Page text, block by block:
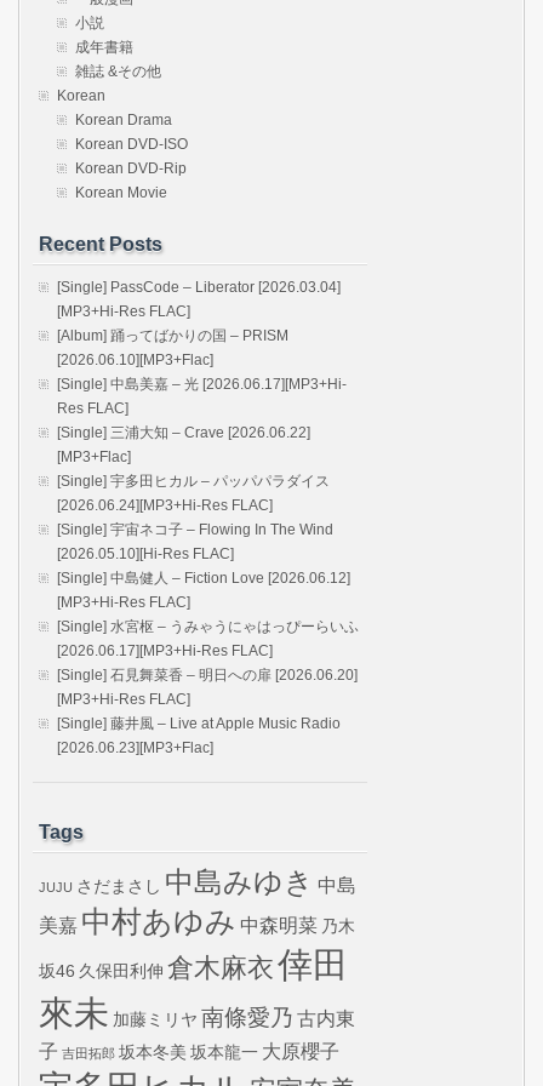
小説
成年書籍
雑誌 &その他
Korean
Korean Drama
Korean DVD-ISO
Korean DVD-Rip
Korean Movie
Recent Posts
[Single] PassCode – Liberator [2026.03.04]
[MP3+Hi-Res FLAC]
[Album] 踊ってばかりの国 – PRISM
[2026.06.10][MP3+Flac]
[Single] 中島美嘉 – 光 [2026.06.17][MP3+Hi-
Res FLAC]
[Single] 三浦大知 – Crave [2026.06.22]
[MP3+Flac]
[Single] 宇多田ヒカル – パッパパラダイス
[2026.06.24][MP3+Hi-Res FLAC]
[Single] 宇宙ネコ子 – Flowing In The Wind
[2026.05.10][Hi-Res FLAC]
[Single] 中島健人 – Fiction Love [2026.06.12]
[MP3+Hi-Res FLAC]
[Single] 水宮枢 – うみゃうにゃはっぴーらいふ
[2026.06.17][MP3+Hi-Res FLAC]
[Single] 石見舞菜香 – 明日への扉 [2026.06.20]
[MP3+Hi-Res FLAC]
[Single] 藤井風 – Live at Apple Music Radio
[2026.06.23][MP3+Flac]
Tags
JUJU さだまさし 中島みゆき 中島
美嘉 中村あゆみ 中森明菜 乃木
坂46 久保田利伸 倉木麻衣倖田
來未 加藤ミリヤ 南條愛乃 古内東
子 吉田拓郎 坂本冬美 坂本龍一 大原櫻子